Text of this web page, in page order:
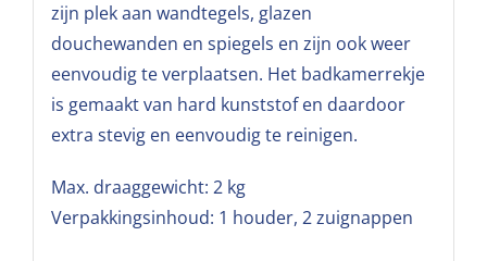
zijn plek aan wandtegels, glazen
douchewanden en spiegels en zijn ook weer
eenvoudig te verplaatsen. Het badkamerrekje
is gemaakt van hard kunststof en daardoor
extra stevig en eenvoudig te reinigen.
Max. draaggewicht: 2 kg
Verpakkingsinhoud: 1 houder, 2 zuignappen